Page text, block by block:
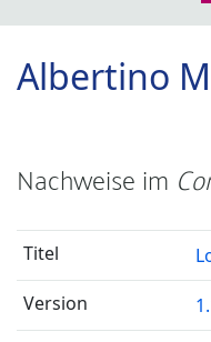
Albertino
Nachweise im